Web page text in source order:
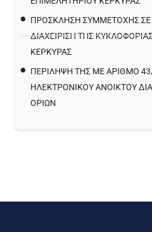
ΠΡΌΣΚΛΗΣΗ ΣΥΜΜΕΤΟΧΉΣ ΣΕ
ΔΙΑΧΕΊΡΙΣΗ ΤΗΣ
ΚΈΡΚΥΡΑΣ
ΠΕΡΙΛΗΨΗ ΤΗΣ ΜΕ ΑΡΙΘΜΟ
ΗΛΕΚΤΡΟΝΙΚΟΥ ΑΝΟΙΚΤΟΥ
ΟΡΙΩΝ